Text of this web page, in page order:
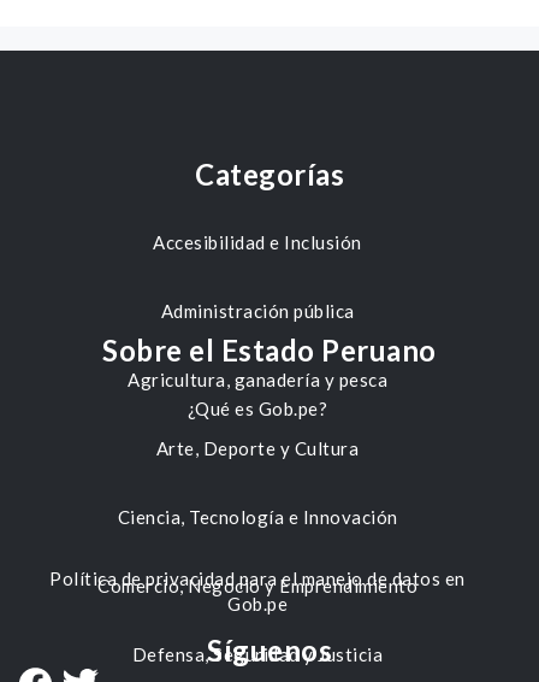
Categorías
Accesibilidad e Inclusión
Administración pública
Agricultura, ganadería y pesca
Arte, Deporte y Cultura
Ciencia, Tecnología e Innovación
Comercio, Negocio y Emprendimiento
Defensa, Seguridad y Justicia
Sobre el Estado Peruano
¿Qué es Gob.pe?
Política de privacidad para el manejo de datos en
Gob.pe
Síguenos